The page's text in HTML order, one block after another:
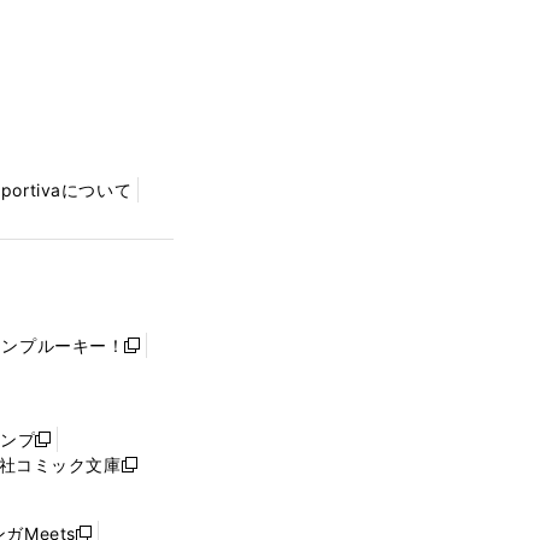
について
プルーキー！
新
ン
プ
新
し
コミック文庫
新
ガMeets